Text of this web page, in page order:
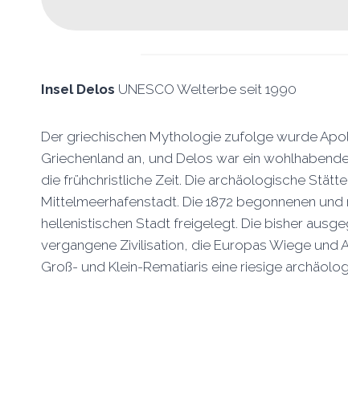
Insel Delos UNESCO Welterbe seit 1990
Der griechischen Mythologie zufolge wurde
Griechenland an, und Delos war ein
die frühchristliche Zeit. Die archäologische
Mittelmeerhafenstadt. Die 1872 begonnenen
hellenistischen Stadt freigelegt. Die bisher
vergangene Zivilisation, die Europas Wiege und
Groß- und Klein-Rematiaris eine riesige